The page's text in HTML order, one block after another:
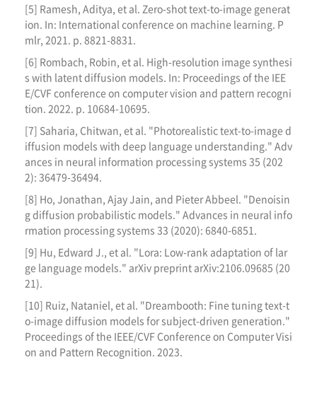
[5] Ramesh, Aditya, et al. Zero-shot text-to-image generat
ion. In: International conference on machine learning. P
mlr, 2021. p. 8821-8831.
[6] Rombach, Robin, et al. High-resolution image synthesi
s with latent diffusion models. In: Proceedings of the IEE
E/CVF conference on computer vision and pattern recogni
tion. 2022. p. 10684-10695.
[7] Saharia, Chitwan, et al. "Photorealistic text-to-image d
iffusion models with deep language understanding." Adv
ances in neural information processing systems 35 (202
2): 36479-36494.
[8] Ho, Jonathan, Ajay Jain, and Pieter Abbeel. "Denoisin
g diffusion probabilistic models." Advances in neural info
rmation processing systems 33 (2020): 6840-6851.
[9] Hu, Edward J., et al. "Lora: Low-rank adaptation of lar
ge language models." arXiv preprint arXiv:2106.09685 (20
21).
[10] Ruiz, Nataniel, et al. "Dreambooth: Fine tuning text-t
o-image diffusion models for subject-driven generation."
Proceedings of the IEEE/CVF Conference on Computer Visi
on and Pattern Recognition. 2023.